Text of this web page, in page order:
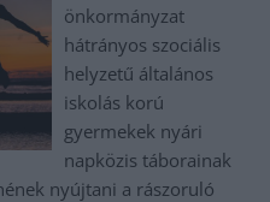
önkormányzat
hátrányos szociális
helyzetű általános
iskolás korú
gyermekek nyári
napközis táborainak
nyújtani a rászoruló